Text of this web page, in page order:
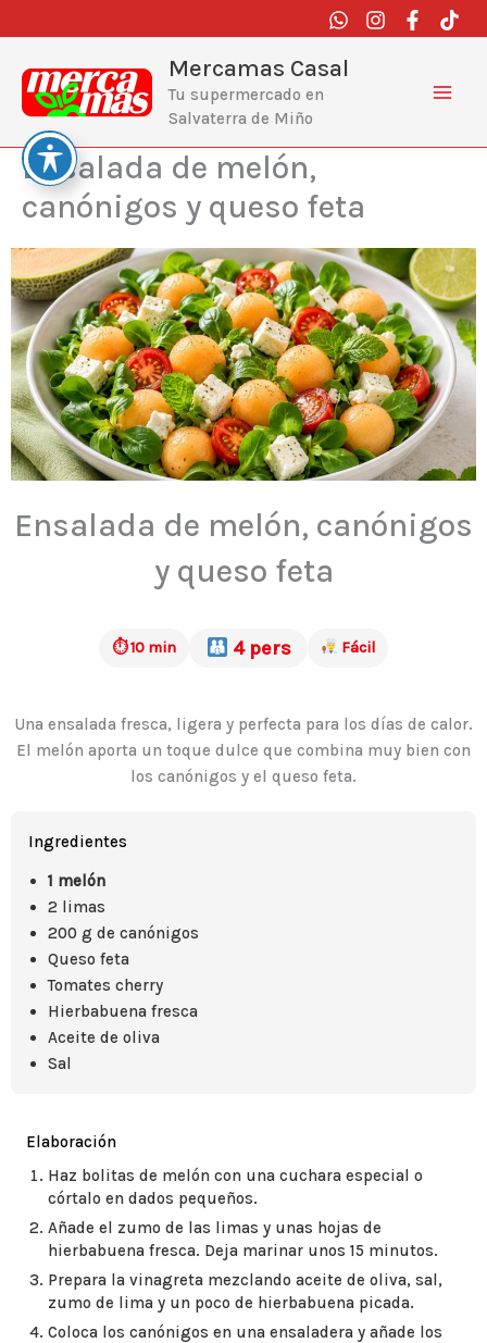
al
contenido
Mercamas Casal
Tu supermercado en
Salvaterra de Miño
Ensalada de melón,
canónigos y queso feta
Ensalada de melón, canónigos
y queso feta
⏱ 10 min 4 pers Fácil
Una ensalada fresca, ligera y perfecta para los días de calor.
El melón aporta un toque dulce que combina muy bien con
los canónigos y el queso feta.
Ingredientes
1 melón
2 limas
200 g de canónigos
Queso feta
Tomates cherry
Hierbabuena fresca
Aceite de oliva
Sal
Elaboración
Haz bolitas de melón con una cuchara especial o
córtalo en dados pequeños.
Añade el zumo de las limas y unas hojas de
hierbabuena fresca. Deja marinar unos 15 minutos.
Prepara la vinagreta mezclando aceite de oliva, sal,
zumo de lima y un poco de hierbabuena picada.
Coloca los canónigos en una ensaladera y añade los